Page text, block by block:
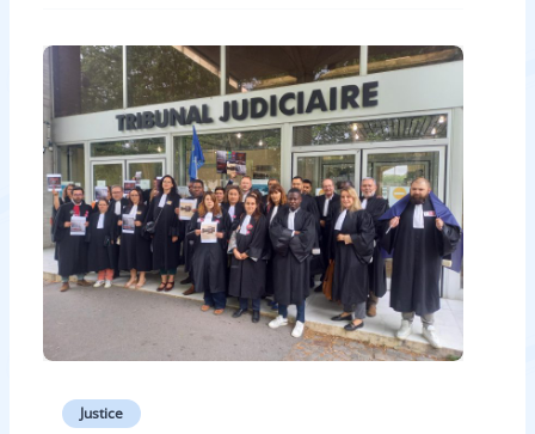
Justice